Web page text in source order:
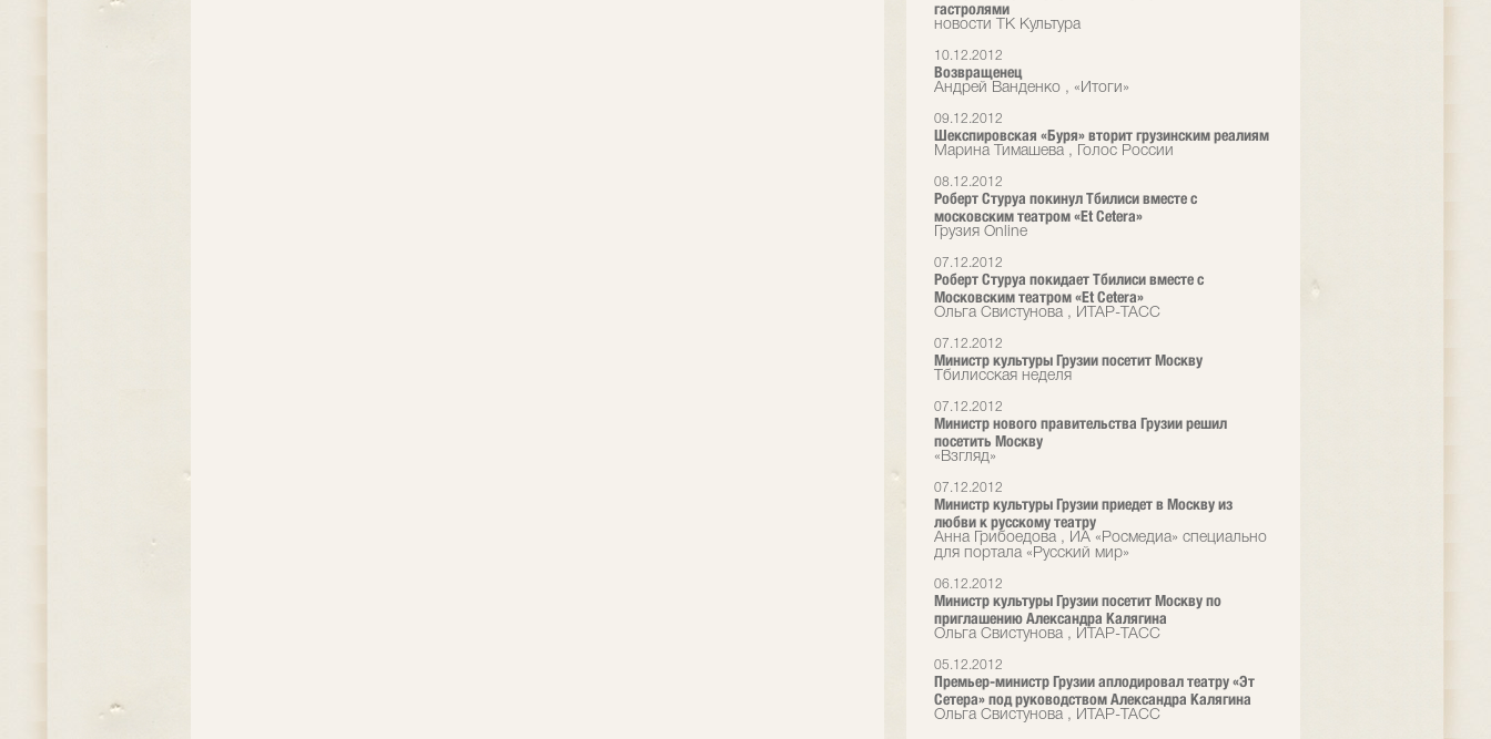
гастролями
новости ТК Культура
10.12.2012
Возвращенец
Андрей Ванденко , «Итоги»
09.12.2012
Шекспировская «Буря» вторит грузинским реалиям
Марина Тимашева , Голос России
08.12.2012
Роберт Стуруа покинул Тбилиси вместе с
московским театром «Et Cetera»
Грузия Online
07.12.2012
Роберт Стуруа покидает Тбилиси вместе с
Московским театром «Et Cetera»
Ольга Свистунова , ИТАР-ТАСС
07.12.2012
Министр культуры Грузии посетит Москву
Тбилисская неделя
07.12.2012
Министр нового правительства Грузии решил
посетить Москву
«Взгляд»
07.12.2012
Министр культуры Грузии приедет в Москву из
любви к русскому театру
Анна Грибоедова , ИА «Росмедиа» специально
для портала «Русский мир»
06.12.2012
Министр культуры Грузии посетит Москву по
приглашению Александра Калягина
Ольга Свистунова , ИТАР-ТАСС
05.12.2012
Премьер-министр Грузии аплодировал театру «Эт
Сетера» под руководством Александра Калягина
Ольга Свистунова , ИТАР-ТАСС